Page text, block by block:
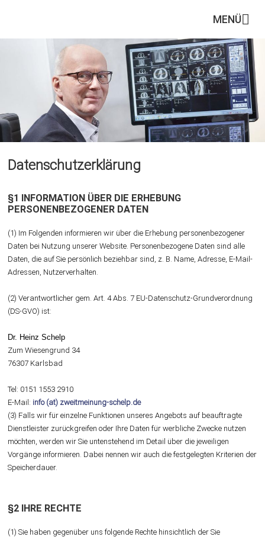
MENÜ
Datenschutzerklärung
§1 INFORMATION ÜBER DIE ERHEBUNG
PERSONENBEZOGENER DATEN
(1) Im Folgenden informieren wir über die Erhebung personenbezogener
Daten bei Nutzung unserer Website. Personenbezogene Daten sind alle
Daten, die auf Sie persönlich beziehbar sind, z. B. Name, Adresse, E-Mail-
Adressen, Nutzerverhalten.
(2) Verantwortlicher gem. Art. 4 Abs. 7 EU-Datenschutz-Grundverordnung
(DS-GVO) ist:
Dr. Heinz Schelp
Zum Wiesengrund 34
76307 Karlsbad
Tel: 0151 1553 2910
E-Mail: info (at) zweitmeinung-schelp.de
(3) Falls wir für einzelne Funktionen unseres Angebots auf beauftragte
Dienstleister zurückgreifen oder Ihre Daten für werbliche Zwecke nutzen
möchten, werden wir Sie untenstehend im Detail über die jeweiligen
Vorgänge informieren. Dabei nennen wir auch die festgelegten Kriterien der
Speicherdauer.
§2 IHRE RECHTE
(1) Sie haben gegenüber uns folgende Rechte hinsichtlich der Sie